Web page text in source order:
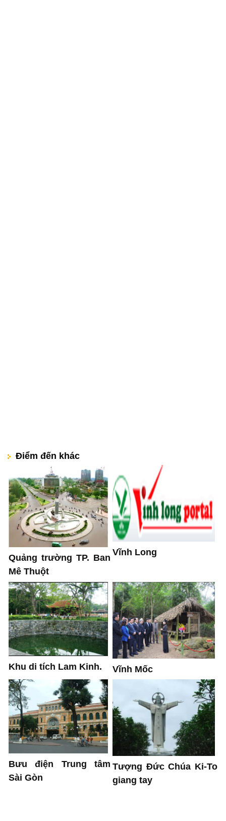
Điểm đến khác
Quảng trường TP. Ban
Mê Thuột
Vĩnh Long
Khu di tích Lam Kinh. Vĩnh Mốc
Bưu điện Trung tâm
Sài Gòn
Tượng Đức Chúa Ki-To
giang tay